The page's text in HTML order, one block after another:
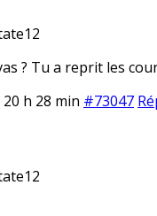
? Tu a reprit les
20 h 28 min #73047